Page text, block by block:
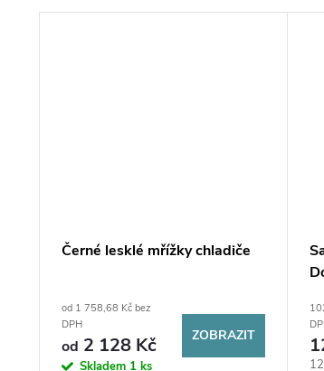
Černé lesklé mřížky chladiče
od 1 758,68 Kč bez
DPH
od 2 128 Kč
Skladem 1 ks
ZOBRAZIT